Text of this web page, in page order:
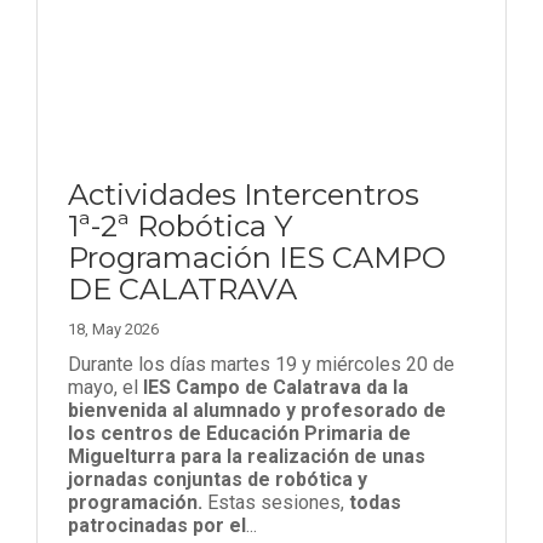
Actividades Intercentros
1ª-2ª Robótica Y
Programación IES CAMPO
DE CALATRAVA
18, May 2026
Durante los días martes 19 y miércoles 20 de
mayo, el IES Campo de Calatrava da la
bienvenida al alumnado y profesorado de
los centros de Educación Primaria de
Miguelturra para la realización de unas
jornadas conjuntas de robótica y
programación. Estas sesiones, todas
patrocinadas por el...